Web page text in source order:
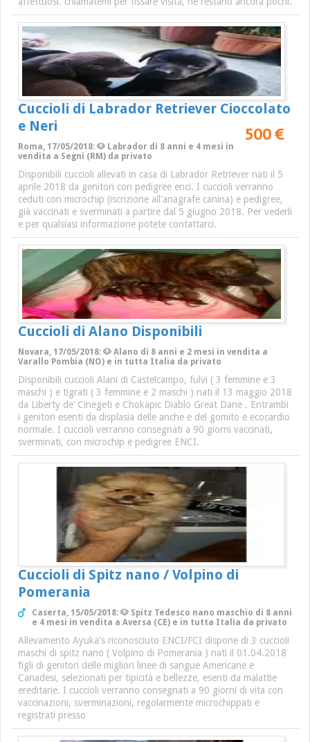
Cuccioli di Labrador Retriever Cioccolato
e Neri
500 €
Roma, 17/05/2018: 🐶 Labrador di 8 anni e 4 mesi in
vendita a Segni (RM) da privato
Disponibili cuccioli allevati in casa di Labrador Retriever nati il 5
aprile 2018 da genitori con pedigree enci. I cuccioli verranno
ceduti con microchip (iscrizione all'anagrafe canina) e pedigree,
già vaccinati e sverminati a partire dal 5 giugno 2018. Per vederli
e per qualsiasi informazione potete contattarci.
Cuccioli di Alano Disponibili
Novara, 17/05/2018: 🐶 Alano di 8 anni e 2 mesi in vendita a
Varallo Pombia (NO) e in tutta Italia da privato
Disponibili cuccioli Alani di Castelcampo, fulvi ( 3 femmine e 3
maschi ) e tigrati ( 3 femmine e 2 maschi ) nati il 13 maggio 2018
da Liberty de’ Cinegeti e Chokapic Diablo Great Dane . Entrambi
i genitori esenti da displasia delle anche e del gomito e ecocardio
normale. I cuccioli verranno consegnati a 90 giorni vaccinati,
sverminati, con microchip e pedigree ENCI.
Cuccioli di Spitz nano / Volpino di
Pomerania
Caserta, 15/05/2018: 🐶 Spitz Tedesco nano maschio di 8 anni
e 4 mesi in vendita a Aversa (CE) e in tutta Italia da privato
Allevamento Ayuka's riconosciuto ENCI/FCI dispone di 3 cuccioli
maschi di spitz nano ( Volpino di Pomerania ) nati il 01.04.2018
figli di genitori delle migliori linee di sangue Americane e
Canadesi, selezionati per tipicità e bellezze, esenti da malattie
ereditarie. I cuccioli verranno consegnati a 90 giorni di vita con
vaccinazioni, sverminazioni, regolarmente microchippati e
registrati presso